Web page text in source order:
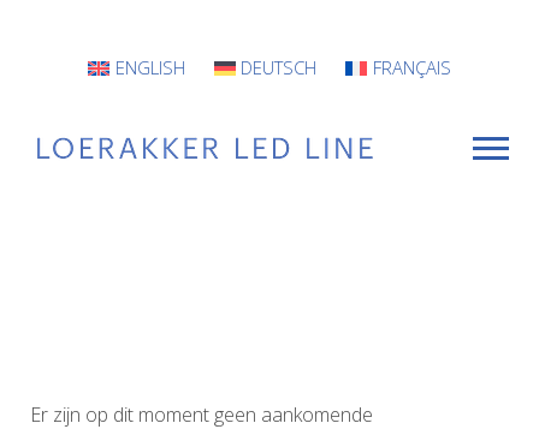
ENGLISH DEUTSCH FRANÇAIS
Er zijn op dit moment geen aankomende